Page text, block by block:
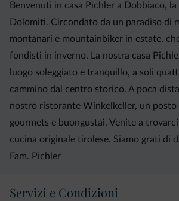
Benvenuti in casa Pichler a Dobbiaco,
Dolomiti. Circondato da un paradiso di
montanari e mountainbiker in estate,
fondisti in inverno. La nostra casa
luogo soleggiato e tranquillo, a soli
cammino dal centro storico. A poca
nostro ristorante Winkelkeller, un posto
gourmets e buongustai. Venite a
cucina originale tirolese. Siamo grati di
Fam. Pichler
Servizi e Condizioni